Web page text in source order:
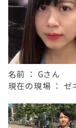
名前 ： Gさん
現在の現場 ： ゼ